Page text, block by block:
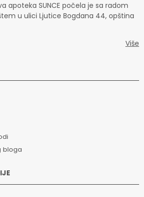
apoteka SUNCE počela je sa radom
u ulici Ljutice Bogdana 44, opština
Više
bloga